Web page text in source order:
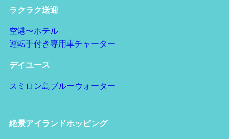
ラクラク送迎
空港〜ホテル
運転手付き専用車チャーター
デイユース
スミロン島ブルーウォーター
絶景アイランドホッピング